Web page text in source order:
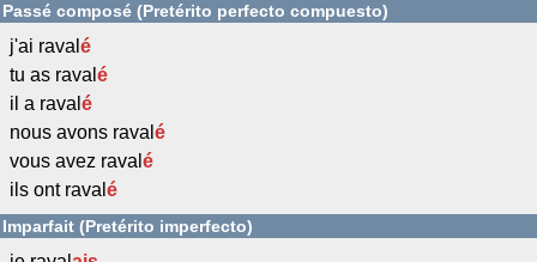
Passé composé (Pretérito perfecto compuesto)
j'ai raval é
tu as raval é
il a raval é
nous avons raval é
vous avez raval é
ils ont raval é
Imparfait (Pretérito imperfecto)